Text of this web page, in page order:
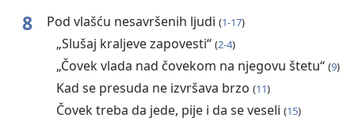
8 Pod vlašću nesavršenih ljudi (1-17)
„Slušaj kraljeve zapovesti“ (2-4)
„Čovek vlada nad čovekom na njegovu štetu“ (9)
Kad se presuda ne izvršava brzo (11)
Čovek treba da jede, pije i da se veseli (15)